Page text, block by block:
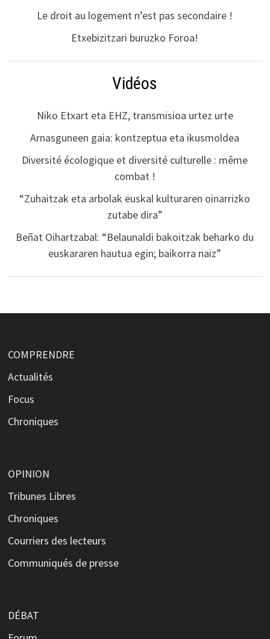
Le droit au logement n’est pas secondaire !
Etxebizitzari buruzko Foroa!
Vidéos
Niko Etxart eta EHZ, transmisioa urtez urte
Arnasguneen gaia: kontzeptua eta ikusmoldea
Diversité écologique et diversité culturelle : même
combat !
“Zuhaitzak eta arbolak euskal kulturaren oinarrizko
zutabe dira”
Beñat Oihartzabal: “Belaunaldi bakoitzak beharko du
euskararen hautua egin; baikorra naiz”
COMPRENDRE
Actualités
Focus
Chroniques
OPINION
Tribunes Libres
Chroniques
Courriers des lecteurs
Communiqués de presse
DÉBAT